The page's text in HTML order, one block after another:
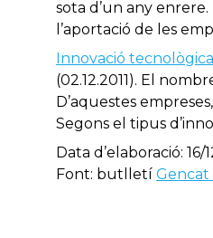
sota d’un any enrere.
l’aportació de les
Innovació
(02.12.2011). El
D’aquestes
Segons el tipus
Data d’elaboració: 16/
Font: butlletí Gencat